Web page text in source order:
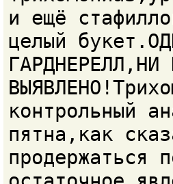
и ещё
целый
контрольный
пятна,как
продержаться